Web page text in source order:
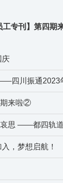
工专刊】第四期
庆
年妇女节香薰蜡烛
期来啦②
通JC1项目部开展“清风寄哀思
，梦想启航！